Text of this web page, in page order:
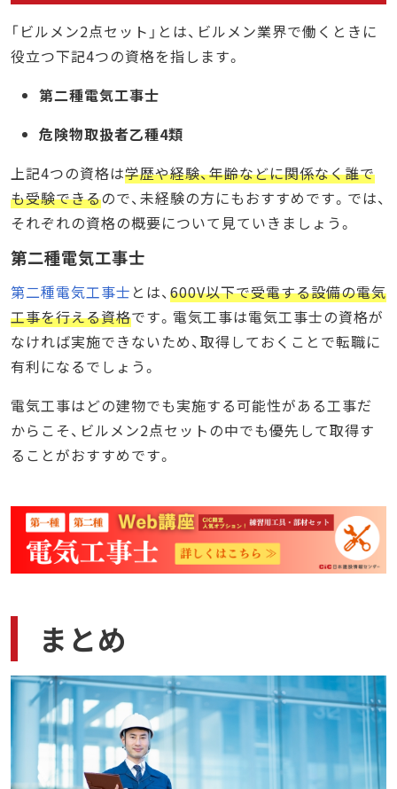
「ビルメン2点セット」とは、ビルメン業界で働くときに
役立つ下記4つの資格を指します。
第二種電気工事士
危険物取扱者乙種4類
上記4つの資格は学歴や経験、年齢などに関係なく誰で
も受験できるので、未経験の方にもおすすめです。では、
それぞれの資格の概要について見ていきましょう。
第二種電気工事士
第二種電気工事士 とは、600V以下で受電する設備の電気
工事を行える資格です。電気工事は電気工事士の資格が
なければ実施できないため、取得しておくことで転職に
有利になるでしょう。
電気工事はどの建物でも実施する可能性がある工事だ
からこそ、ビルメン2点セットの中でも優先して取得す
ることがおすすめです。
まとめ